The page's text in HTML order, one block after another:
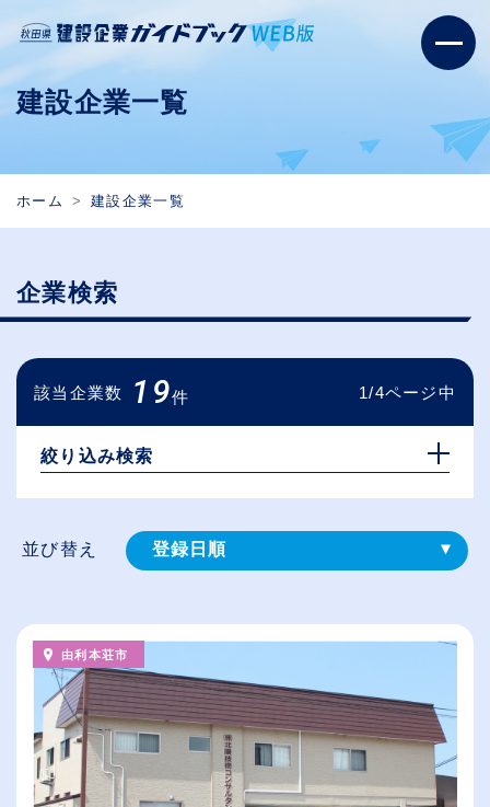
建設企業一覧
ホーム 建設企業一覧
企業検索
該当企業数 19件 1/4ページ中
絞り込み検索
並び替え 登録⽇順
（⾼卒の給与を基準）
従業員が多い順
休日数が多い順
由利本荘市